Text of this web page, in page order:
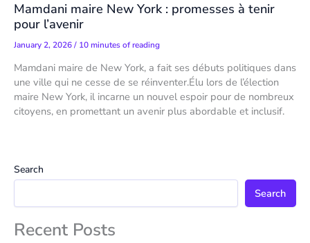
Mamdani maire New York : promesses à tenir
pour l’avenir
January 2, 2026/ 10 minutes of reading
Mamdani maire de New York, a fait ses débuts politiques dans
une ville qui ne cesse de se réinventer.Élu lors de l’élection
maire New York, il incarne un nouvel espoir pour de nombreux
citoyens, en promettant un avenir plus abordable et inclusif.
Search
Search
Recent Posts